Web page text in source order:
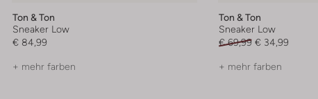
Ton & Ton
Sneaker Low
€ 84,99
+ mehr farben
Ton & Ton
Sneaker Low
€ 69,99 € 34,99
+ mehr farben